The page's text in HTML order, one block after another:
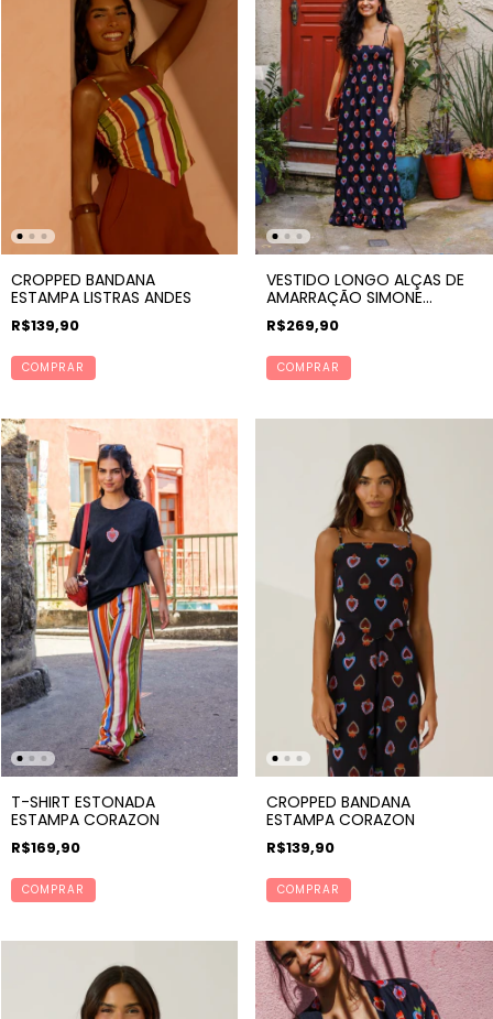
CROPPED BANDANA
ESTAMPA LISTRAS ANDES
R$139,90
COMPRAR
VESTIDO LONGO ALÇAS DE
AMARRAÇÃO SIMONE
ESTAMPA CORAZON
R$269,90
COMPRAR
T-SHIRT ESTONADA
ESTAMPA CORAZON
R$169,90
COMPRAR
CROPPED BANDANA
ESTAMPA CORAZON
R$139,90
COMPRAR